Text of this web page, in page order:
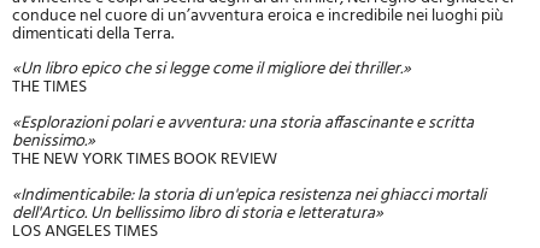
conduce nel cuore di un’avventura eroica e incredibile nei luoghi più
dimenticati della Terra.
«Un libro epico che si legge come il migliore dei thriller.»
THE TIMES
«Esplorazioni polari e avventura: una storia affascinante e scritta
benissimo.»
THE NEW YORK TIMES BOOK REVIEW
«Indimenticabile: la storia di un'epica resistenza nei ghiacci mortali
dell'Artico. Un bellissimo libro di storia e letteratura»
LOS ANGELES TIMES